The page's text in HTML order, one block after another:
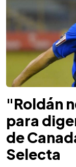
"Roldán
para
de
Selecta